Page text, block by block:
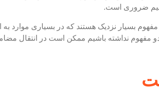
ضروری است.
بسیار نزدیک هستند که در بسیاری موارد به
مفهوم نداشته باشیم ممکن است در انتقال